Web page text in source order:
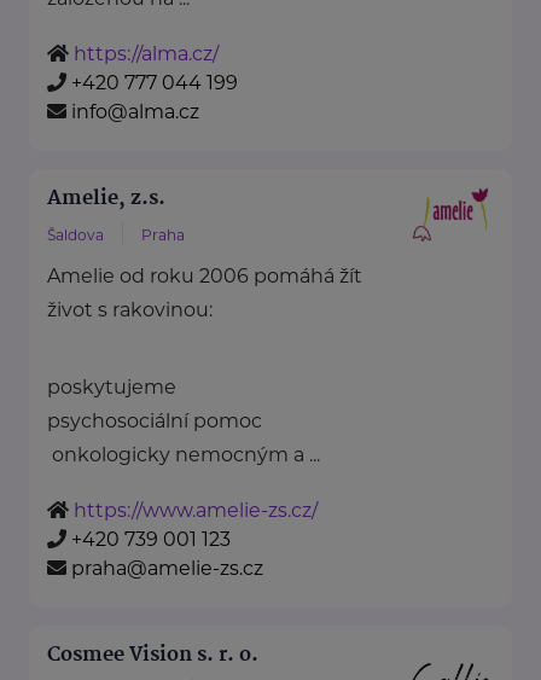
https://alma.cz/
+420 777 044 199
info@alma.cz
Amelie, z.s.
Šaldova Praha
Amelie od roku 2006 pomáhá žít
život s rakovinou:
poskytujeme
psychosociální pomoc
onkologicky nemocným a ...
https://www.amelie-zs.cz/
+420 739 001 123
praha@amelie-zs.cz
Cosmee Vision s. r. o.